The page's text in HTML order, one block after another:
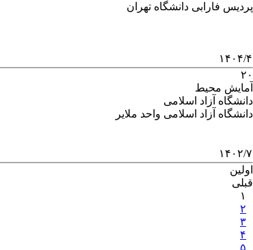
پردیس فارابی دانشگاه تهران
۱۴۰۴/۴
۲۰
آمایش محیط
دانشگاه آزاد اسلامی
دانشگاه آزاد اسلامی واحد ملایر
۱۴۰۲/۷
اولین
قبلی
۱
۲
۳
۴
۵